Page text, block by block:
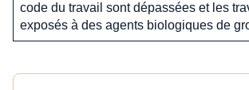
code du travail sont dépassées et les
exposés à des agents biologiques de